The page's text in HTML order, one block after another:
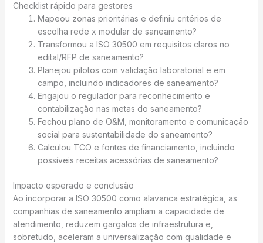
Checklist rápido para gestores
Mapeou zonas prioritárias e definiu critérios de
escolha rede x modular de saneamento?
Transformou a ISO 30500 em requisitos claros no
edital/RFP de saneamento?
Planejou pilotos com validação laboratorial e em
campo, incluindo indicadores de saneamento?
Engajou o regulador para reconhecimento e
contabilização nas metas do saneamento?
Fechou plano de O&M, monitoramento e comunicação
social para sustentabilidade do saneamento?
Calculou TCO e fontes de financiamento, incluindo
possíveis receitas acessórias de saneamento?
Impacto esperado e conclusão
Ao incorporar a ISO 30500 como alavanca estratégica, as
companhias de saneamento ampliam a capacidade de
atendimento, reduzem gargalos de infraestrutura e,
sobretudo, aceleram a universalização com qualidade e